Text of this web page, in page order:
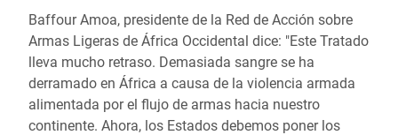
Baffour Amoa, presidente de la Red de Acción sobre
Armas Ligeras de África Occidental dice: "Este Tratado
lleva mucho retraso. Demasiada sangre se ha
derramado en África a causa de la violencia armada
alimentada por el flujo de armas hacia nuestro
continente. Ahora, los Estados debemos poner los